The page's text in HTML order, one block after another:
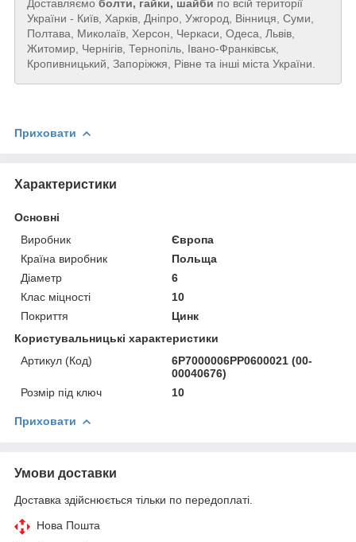
Доставляємо болти, гайки, шайби по всій території
України - Київ, Харків, Дніпро, Ужгород, Вінниця, Суми,
Полтава, Миколаїв, Херсон, Черкаси, Одеса, Львів,
Житомир, Чернігів, Тернопіль, Івано-Франківськ,
Кропивницький, Запоріжжя, Рівне та інші міста України.
Приховати
Характеристики
Основні
Виробник
Європа
Країна виробник
Польща
Діаметр
6
Клас міцності
10
Покриття
Цинк
Користувальницькі характеристики
Артикул (Код)
6P7000006PP0600021 (00-
00040676)
Розмір під ключ
10
Приховати
Умови доставки
Доставка здійснюється тільки по передоплаті.
Нова Пошта